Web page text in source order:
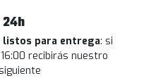
24h
para entrega: si
recibirás nuestro